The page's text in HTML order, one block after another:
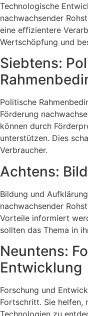
Technologische
nachwachsender
eine effizientere
Wertschöpfung und
Siebtens:
Politische
Förderung
können durch
unterstützen. Dies
Verbraucher.
Achtens:
Bildung und
nachwachsender
Vorteile informiert
sollten das Thema in
Neuntens:
Entwicklung
Forschung und
Fortschritt. Sie helfen,
Technologien zu